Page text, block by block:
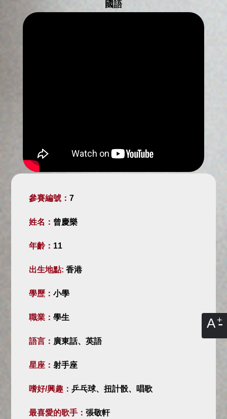
A
國語
參賽編號：7
姓名： 曾慶樂
年齡： 11
出生地點:香港
學歷：小學
職業：學生
語言： 廣東話、英語
星座：射手座
嗜好/興趣：乒乓球、扭計骰、唱歌
最喜愛的歌手：張敬軒